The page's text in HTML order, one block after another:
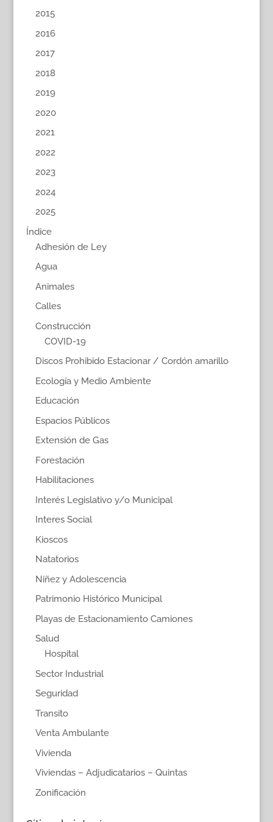
2015
2016
2017
2018
2019
2020
2021
2022
2023
2024
2025
Índice
Adhesión de Ley
Agua
Animales
Calles
Construcción
COVID-19
Discos Prohibido Estacionar / Cordón amarillo
Ecología y Medio Ambiente
Educación
Espacios Públicos
Extensión de Gas
Forestación
Habilitaciones
Interés Legislativo y/o Municipal
Interes Social
Kioscos
Natatorios
Niñez y Adolescencia
Patrimonio Histórico Municipal
Playas de Estacionamiento Camiones
Salud
Hospital
Sector Industrial
Seguridad
Transito
Venta Ambulante
Vivienda
Viviendas – Adjudicatarios – Quintas
Zonificación